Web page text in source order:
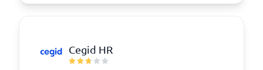
Cegid HR